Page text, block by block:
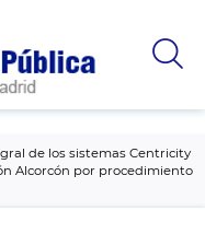
de los sistemas Centricity
Alcorcón por procedimiento